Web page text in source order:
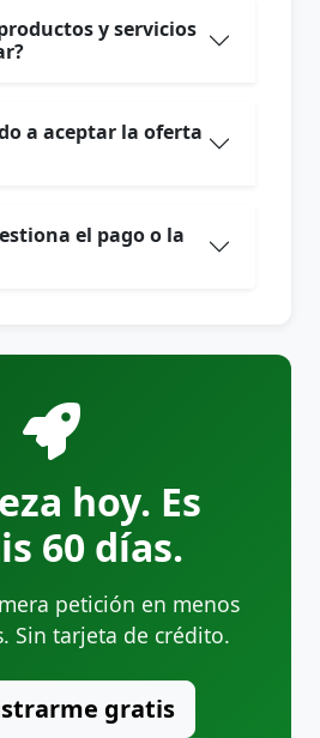
y servicios
a aceptar la oferta
el pago o la
hoy. Es
60 días.
petición en menos
Sin tarjeta de crédito.
gratis